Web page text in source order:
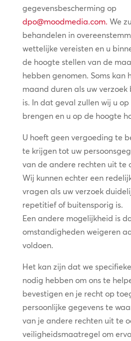
gegevensbescherming op
dpo@moodmedia.com. We
behandelen in
wettelijke vereisten en u
de hoogte stellen van de
hebben genomen. Soms kan
maand duren als uw
is. In dat geval zullen wij u
brengen en u op de hoogte
U hoeft geen vergoeding te
te krijgen tot uw
van de andere rechten uit te
Wij kunnen echter een
vragen als uw verzoek
repetitief of buitensporig is.
Een andere mogelijkheid is
omstandigheden weigeren
voldoen.
Het kan zijn dat we
nodig hebben om ons te
bevestigen en je recht op
persoonlijke gegevens te
van je andere rechten uit te
veiligheidsmaatregel om